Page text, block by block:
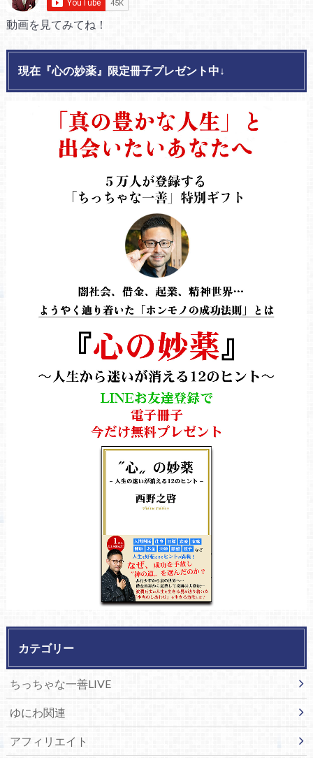
動画を見てみてね！
現在『心の妙薬』限定冊子プレゼント中↓
カテゴリー
ちっちゃな一善LIVE
ゆにわ関連
アフィリエイト